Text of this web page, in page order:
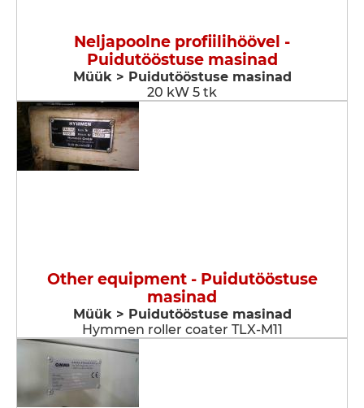
Neljapoolne profiilihöövel -
Puidutööstuse masinad
Müük > Puidutööstuse masinad
20 kW 5 tk
Other equipment - Puidutööstuse
masinad
Müük > Puidutööstuse masinad
Hymmen roller coater TLX-M11